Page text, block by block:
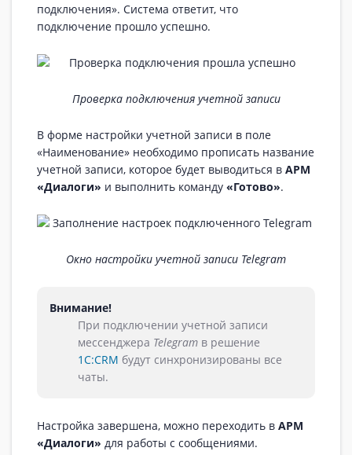
подключения». Система ответит, что
подключение прошло успешно.
Проверка подключения учетной записи
В форме настройки учетной записи в поле
«Наименование» необходимо прописать название
учетной записи, которое будет выводиться в АРМ
«Диалоги» и выполнить команду «Готово».
Окно настройки учетной записи Telegram
Внимание!
При подключении учетной записи
мессенджера Telegram в решение
1С:CRM будут синхронизированы все
чаты.
Настройка завершена, можно переходить в АРМ
«Диалоги» для работы с сообщениями.